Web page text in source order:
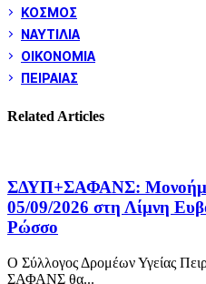
ΚΟΣΜΟΣ
ΝΑΥΤΙΛΙΑ
ΟΙΚΟΝΟΜΙΑ
ΠΕΙΡΑΙΑΣ
Related Articles
ΣΔΥΠ+ΣΑΦΑΝΣ:
05/09/2026 στη Λίμνη
Ρώσσο
Ο Σύλλογος Δρομέων Υγείας
ΣΑΦΑΝΣ θα...